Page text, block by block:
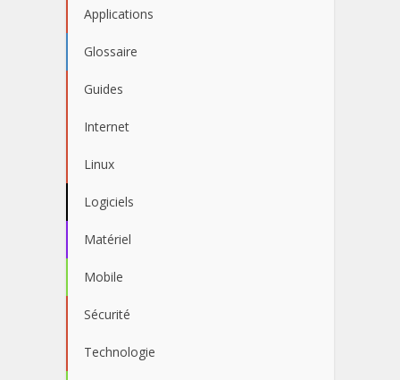
Applications
Glossaire
Guides
Internet
Linux
Logiciels
Matériel
Mobile
Sécurité
Technologie